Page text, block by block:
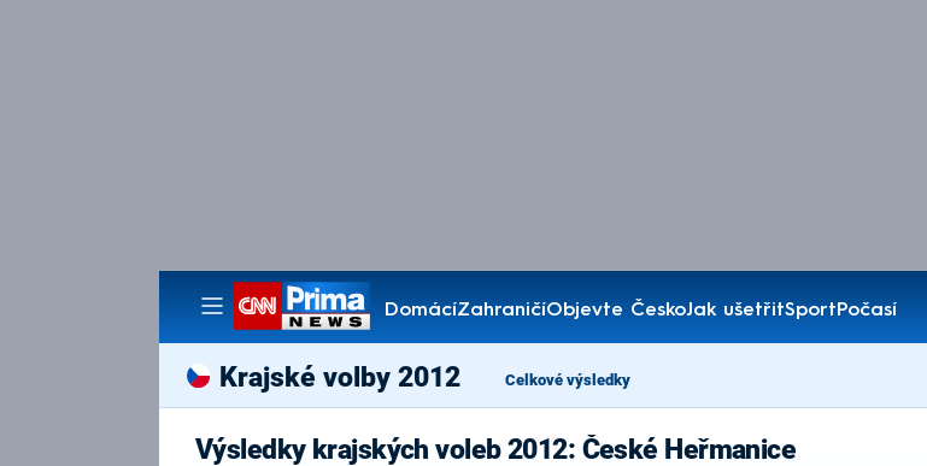
DomácíZahraničíObjevte ČeskoJak ušetřitSportPočasí
Pořady
Krajské volby 2012 Celkové výsledky
Výsledky krajských voleb 2012: České Heřmanice